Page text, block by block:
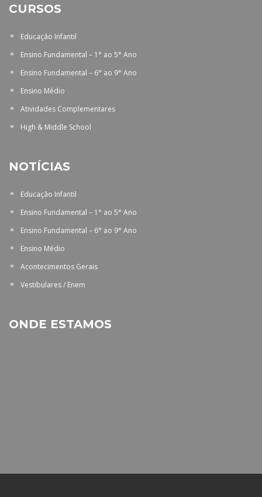
CURSOS
Educação Infantil
Ensino Fundamental – 1° ao 5° Ano
Ensino Fundamental – 6° ao 9° Ano
Ensino Médio
Atividades Complementares
High & Middle School
NOTÍCIAS
Educação Infantil
Ensino Fundamental – 1° ao 5° Ano
Ensino Fundamental – 6° ao 9° Ano
Ensino Médio
Acontecimentos Gerais
Vestibulares / Enem
ONDE ESTAMOS